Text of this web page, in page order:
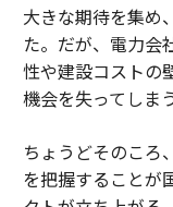
大きな期待を集め
た。だが、電力会
性や建設コストの
機会を失ってしまう
ちょうどそのころ
を把握することが